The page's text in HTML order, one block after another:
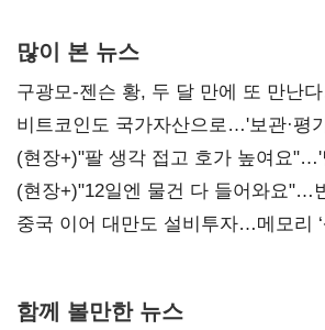
많이 본 뉴스
구광모-젠슨 황, 두 달 만에 또 만난
비트코인도 국가자산으로…'보관·평
숙제
(현장+)"팔 생각 접고 호가 높여요
20억 키맞추기
(현장+)"12일엔 물건 다 들어와요"…
연 홈플러스
중국 이어 대만도 설비투자…메모리 ‘
함께 볼만한 뉴스